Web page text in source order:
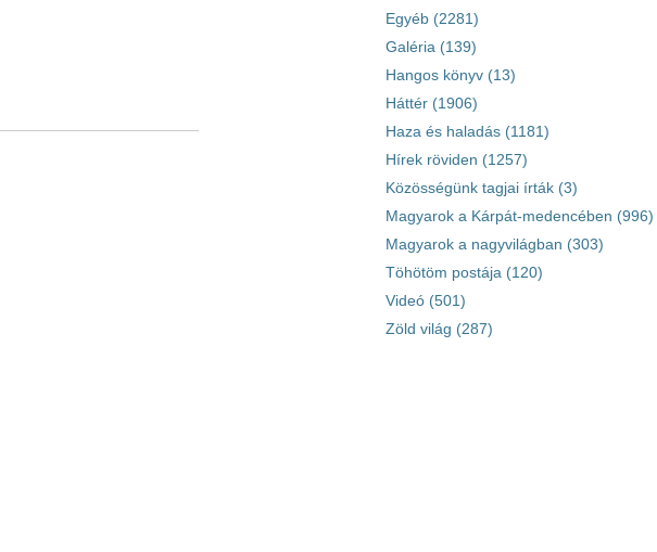
Egyéb (2281)
Galéria (139)
Hangos könyv (13)
Háttér (1906)
Haza és haladás (1181)
Hírek röviden (1257)
Közösségünk tagjai írták (3)
Magyarok a Kárpát-medencében (996)
Magyarok a nagyvilágban (303)
Töhötöm postája (120)
Videó (501)
Zöld világ (287)